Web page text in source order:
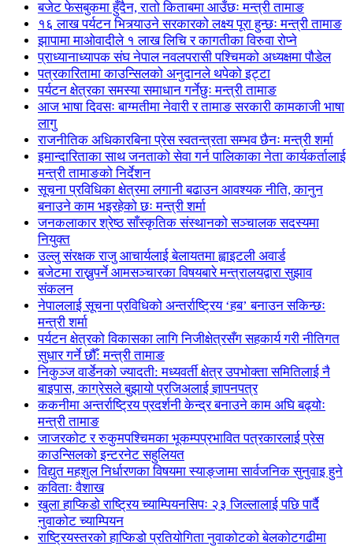
बजेट फेसबुकमा हुँदैन, रातो किताबमा आउँछः मन्त्री तामाङ
१६ लाख पर्यटन भित्र्याउने सरकारको लक्ष्य पूरा हुन्छः मन्त्री तामाङ
झापामा माओवादीले १ लाख लिचि र कागतीका विरुवा रोप्ने
प्राध्यानाध्यापक संघ नेपाल नवलपरासी पश्चिमको अध्यक्षमा पौडेल
पत्रकारितामा काउन्सिलको अनुदानले थपेको इट्टा
पर्यटन क्षेत्रका समस्या समाधान गर्नेछुः मन्त्री तामाङ
आज भाषा दिवसः बाग्मतीमा नेवारी र तामाङ सरकारी कामकाजी भाषा
लागु
राजनीतिक अधिकारबिना प्रेस स्वतन्त्रता सम्भव छैनः मन्त्री शर्मा
इमान्दारिताका साथ जनताकाे सेवा गर्न पालिकाका नेता कार्यकर्तालाई
मन्त्री तामाङको निर्देशन
सूचना प्रविधिका क्षेत्रमा लगानी बढाउन आवश्यक नीति, कानुन
बनाउने काम भइरहेको छः मन्त्री शर्मा
जनकलाकार श्रेष्ठ साँस्कृतिक संस्थानको सञ्चालक सदस्यमा
नियुक्त
उल्लु संरक्षक राजु आचार्यलाई बेलायतमा ह्वाइटली अवार्ड
बजेटमा राख्नुपर्ने आमसञ्चारका विषयबारे मन्त्रालयद्वारा सुझाव
संकलन
नेपाललाई सूचना प्रविधिको अन्तर्राष्ट्रिय ‘हब’ बनाउन सकिन्छः
मन्त्री शर्मा
पर्यटन क्षेत्रको विकासका लागि निजीक्षेत्रसँग सहकार्य गरी नीतिगत
सुधार गर्ने छौँ: मन्त्री तामाङ
निकुञ्ज वार्डेनको ज्यादती: मध्यवर्ती क्षेत्र उपभोक्ता समितिलाई नै
बाइपास, काग्रेसले बुझायो प्रजिअलाई ज्ञापनपत्र
ककनीमा अन्तर्राष्ट्रिय प्रदर्शनी केन्द्र बनाउने काम अघि बढ्योः
मन्त्री तामाङ
जाजरकोट र रुकुमपश्चिमका भूकम्पप्रभावित पत्रकारलाई प्रेस
काउन्सिलको इन्टरनेट सहुलियत
विद्युत महशुल निर्धारणका विषयमा स्याङ्जामा सार्वजनिक सुनुवाइ हुने
कविताः वैशाख
खुला हाप्किडो राष्ट्रिय च्याम्पियनसिपः २३ जिल्लालाई पछि पार्दै
नुवाकोट च्याम्पियन
राष्ट्रियस्तरको हाप्किडो प्रतियोगिता नुवाकोटको बेलकोटगढीमा